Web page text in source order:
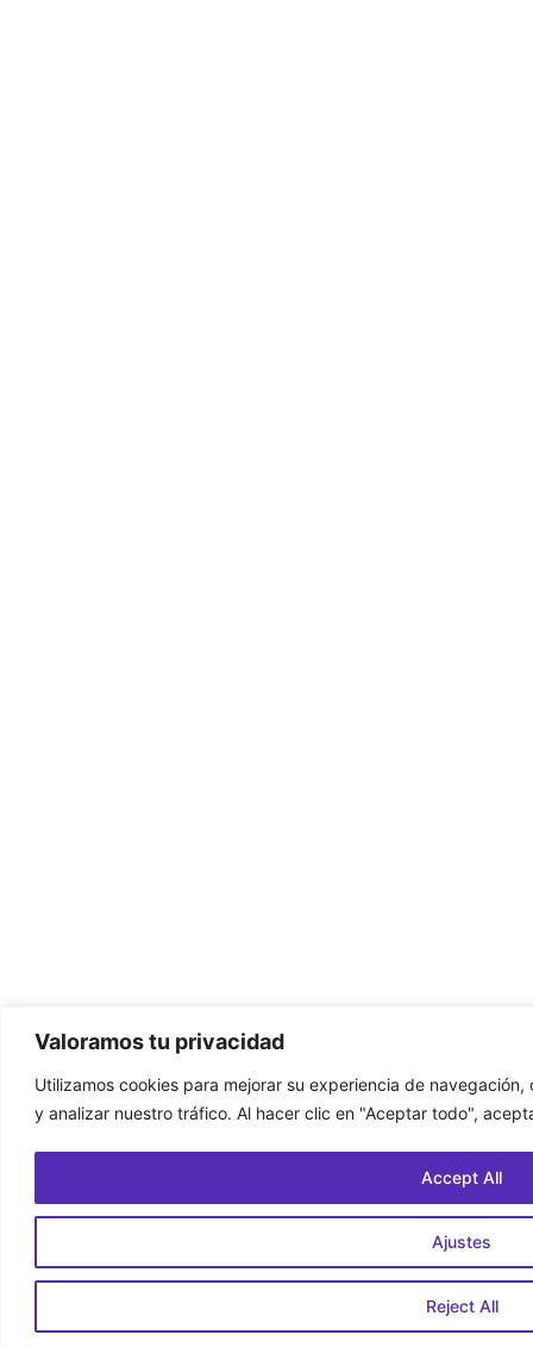
Valoramos tu privacidad
Utilizamos cookies para mejorar su experiencia de
y analizar nuestro tráfico. Al hacer clic en "Aceptar todo",
Ajustes
Reject All
Accept All